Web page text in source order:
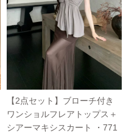
【2点セット】ブローチ付き
ワンショルフレアトップス＋
シアーマキシスカート ・771